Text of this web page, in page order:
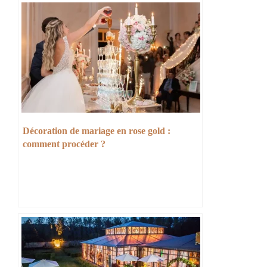
Décoration de mariage en rose gold :
comment procéder ?